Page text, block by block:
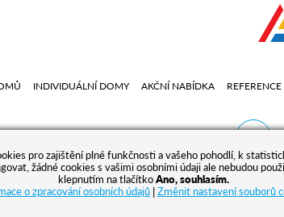
INDIVIDUÁLNÍ DOMY AKČNÍ NABÍDKA REFERENCE
pro zajištění plné funkčnosti a vašeho pohodlí, k
žádné cookies s vašimi osobními údaji ale nebudou
klepnutím na tlačítkoAno, souhlasím.
o zpracování osobních údajů|Změnit nastavení souborů